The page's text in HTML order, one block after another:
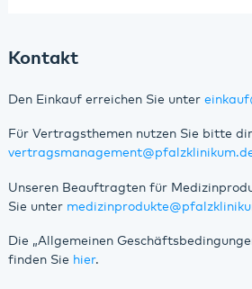
Kontakt
Den Einkauf erreichen Sie unter einkauf
Für Vertragsthemen nutzen Sie bitte
vertragsmanagement@
Unseren Beauftragten für
Sie unter medizinprodukte@
Die „Allgemeinen
finden Sie hier.